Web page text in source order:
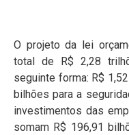
O projeto da lei
total de R$ 2,28
seguinte forma: R$
bilhões para a
investimentos das
somam R$ 196,91